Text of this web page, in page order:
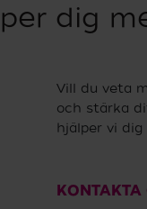
dig
Vill du veta
och stärka
hjälper vi
KONTAKTA